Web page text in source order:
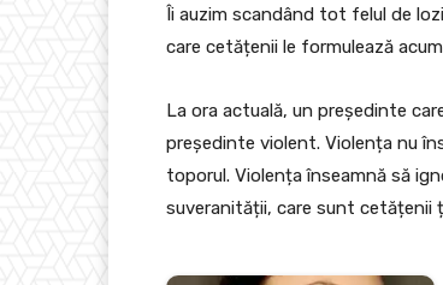
Îi auzim scandând tot felul de
care cetățenii le formulează
La ora actuală, un președinte
președinte violent. Violența nu
toporul. Violența înseamnă să
suveranității, care sunt cetățenii